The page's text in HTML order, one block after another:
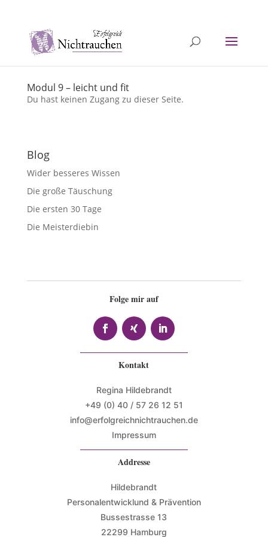
Modul 9 – leicht und fit
Du hast keinen Zugang zu dieser Seite.
Blog
Wider besseres Wissen
Die große Täuschung
Die ersten 30 Tage
Die Meisterdiebin
Folge mir auf
Kontakt
Regina Hildebrandt
+49 (0) 40 / 57 26 12 51
info@erfolgreichnichtrauchen.de
Impressum
Addresse
Hildebrandt
Personalentwicklund & Prävention
Bussestrasse 13
22299 Hamburg